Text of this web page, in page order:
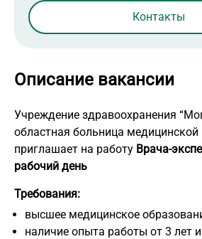
Контакты
Описание вакансии
Учреждение здравоохранения
областная больница медицинской
приглашает на работу Врача-
рабочий день
Требования:
высшее медицинское
наличие опыта работы от 3 лет